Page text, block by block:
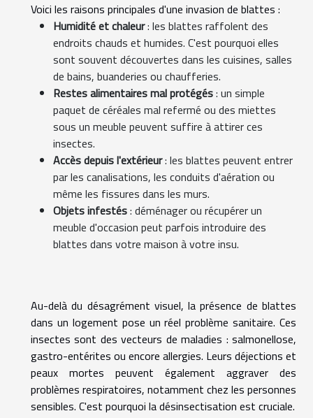
Voici les raisons principales d'une invasion de blattes :
Humidité et chaleur: les blattes raffolent des
endroits chauds et humides. C'est pourquoi elles
sont souvent découvertes dans les cuisines, salles
de bains, buanderies ou chaufferies.
Restes alimentaires mal protégés: un simple
paquet de céréales mal refermé ou des miettes
sous un meuble peuvent suffire à attirer ces
insectes.
Accès depuis l'extérieur: les blattes peuvent entrer
par les canalisations, les conduits d'aération ou
même les fissures dans les murs.
Objets infestés: déménager ou récupérer un
meuble d'occasion peut parfois introduire des
blattes dans votre maison à votre insu.
Au-delà du désagrément visuel, la présence de blattes
dans un logement pose un réel problème sanitaire. Ces
insectes sont des vecteurs de maladies : salmonellose,
gastro-entérites ou encore allergies. Leurs déjections et
peaux mortes peuvent également aggraver des
problèmes respiratoires, notamment chez les personnes
sensibles. C'est pourquoi la désinsectisation est cruciale.